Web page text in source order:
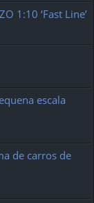
1:10 ‘Fast Line’
escala
de carros de